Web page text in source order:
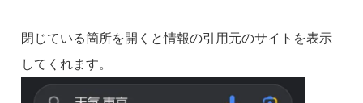
閉じている箇所を開くと情報の引用元のサイトを表示
してくれます。